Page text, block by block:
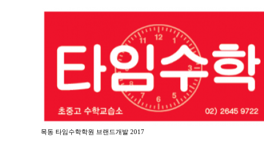
목동 타임수학학원 브랜드개발 2017